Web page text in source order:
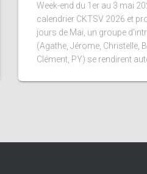
Week-end du 1er au 3 mai
calendrier CKTSV 2026 et
jours de Mai, un groupe
(Agathe, Jérome, Christelle,
Clément, PY) se rendirent